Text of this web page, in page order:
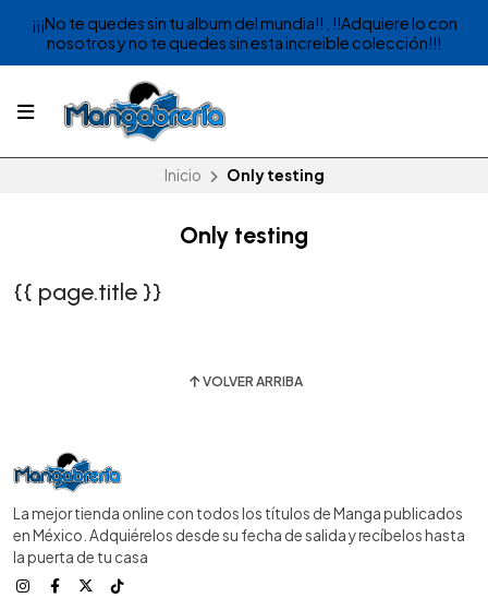
¡¡¡No te quedes sin tu album del mundia!! , !!Adquiere lo con
nosotros y no te quedes sin esta increible colección!!!
Inicio Only testing
Only testing
{{ page.title }}
VOLVER ARRIBA
La mejor tienda online con todos los títulos de Manga publicados
en México. Adquiérelos desde su fecha de salida y recíbelos hasta
la puerta de tu casa